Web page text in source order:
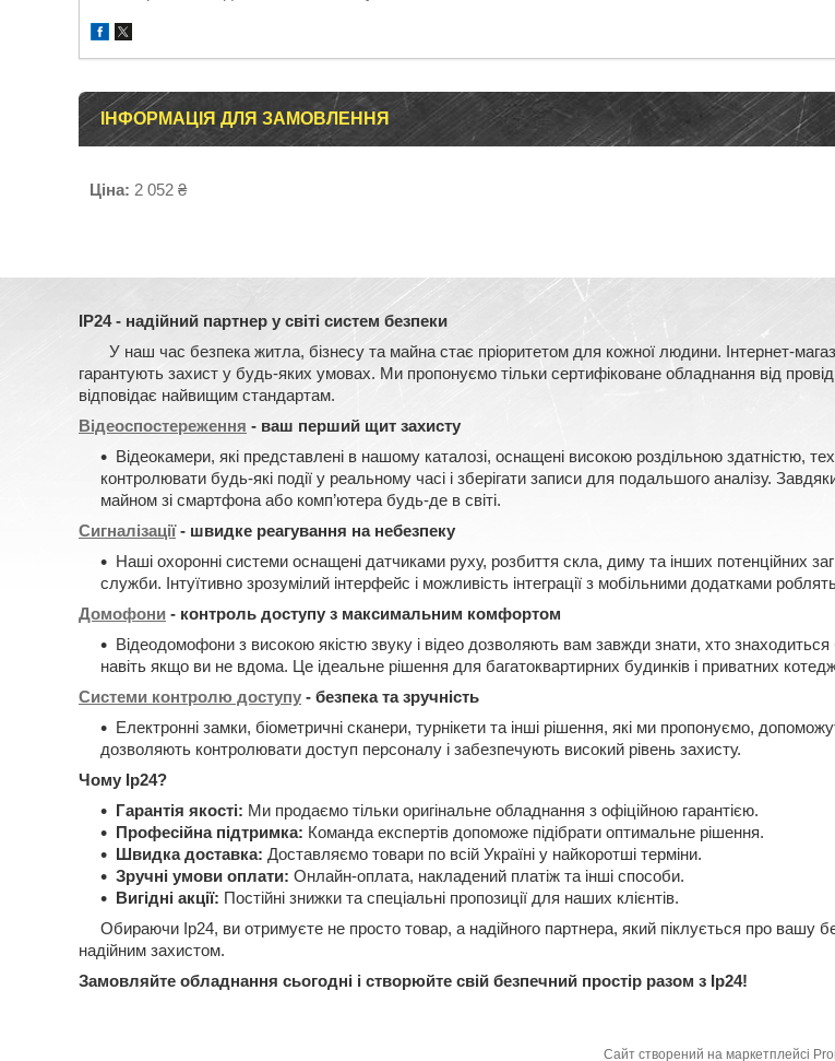
ІНФОРМАЦІЯ ДЛЯ ЗАМОВЛЕННЯ
Ціна: 2 052 ₴
IP24 - надійний партнер у світі систем безпеки
У наш час безпека житла, бізнесу та майна стає пріоритетом для кожної людини. Інтернет-
гарантують захист у будь-яких умовах. Ми пропонуємо тільки сертифіковане обладнання від
відповідає найвищим стандартам.
Відеоспостереження - ваш перший щит захисту
Відеокамери, які представлені в нашому каталозі, оснащені високою роздільною здатністю,
контролювати будь-які події у реальному часі і зберігати записи для подальшого аналізу.
майном зі смартфона або комп’ютера будь-де в світі.
Сигналізації- швидке реагування на небезпеку
Наші охоронні системи оснащені датчиками руху, розбиття скла, диму та інших потенційних
служби. Інтуїтивно зрозумілий інтерфейс і можливість інтеграції з мобільними додатками
Домофони - контроль доступу з максимальним комфортом
Відеодомофони з високою якістю звуку і відео дозволяють вам завжди знати, хто знаходиться
навіть якщо ви не вдома. Це ідеальне рішення для багатоквартирних будинків і приватних
Системи контролю доступу - безпека та зручність
Електронні замки, біометричні сканери, турнікети та інші рішення, які ми пропонуємо,
дозволяють контролювати доступ персоналу і забезпечують високий рівень захисту.
Чому Ip24?
Гарантія якості: Ми продаємо тільки оригінальне обладнання з офіційною гарантією.
Професійна підтримка: Команда експертів допоможе підібрати оптимальне рішення.
Швидка доставка: Доставляємо товари по всій Україні у найкоротші терміни.
Зручні умови оплати: Онлайн-оплата, накладений платіж та інші способи.
Вигідні акції: Постійні знижки та спеціальні пропозиції для наших клієнтів.
Обираючи Ip24, ви отримуєте не просто товар, а надійного партнера, який піклується про вашу
надійним захистом.
Замовляйте обладнання сьогодні і створюйте свій безпечний простір разом з Ip24!
Сайт створений на маркетплейсі